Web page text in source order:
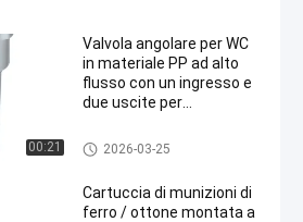
00:21
Valvola angolare per WC
in materiale PP ad alto
flusso con un ingresso e
due uscite per
freddo
Valvole di angolo
2026-03-25
Cartuccia di munizioni di
ferro / ottone montata a